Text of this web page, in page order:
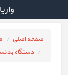
صفحه اصلی
دستگاه